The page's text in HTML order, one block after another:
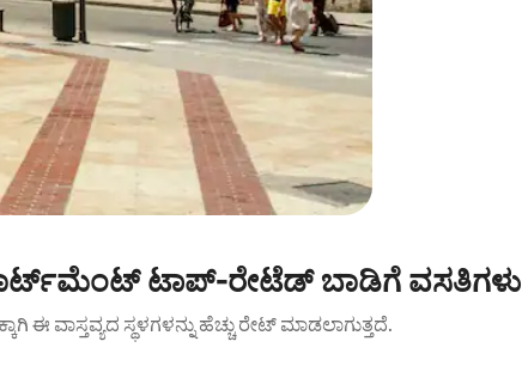
ಟಾಪ್-ರೇಟೆಡ್ ಬಾಡಿಗೆ ವಸತಿಗಳು
ಈ ವಾಸ್ತವ್ಯದ ಸ್ಥಳಗಳನ್ನು ಹೆಚ್ಚು ರೇಟ್ ಮಾಡಲಾಗುತ್ತದೆ.